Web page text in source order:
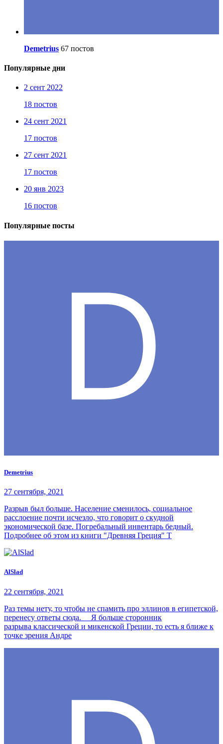
Demetrius 67 постов
Популярные дни
2 сент 2022
18 постов
24 сент 2021
17 постов
27 сент 2021
17 постов
20 янв 2023
16 постов
Популярные посты
Demetrius
27 сентября, 2021
Разрыв был больше. Население сменилось, социальное
расслоение почти исчезло, что говорит о скудной
экономической базе. Погребальный инвентарь бедный.
Подробнее об этом из книги "Древняя Греция" Т
AlSlad
22 сентября, 2021
Раз темы нету, то чтобы не спамить про эллинов в египетской,
перенесу ответы сюда. Я больше сторонник
разрыва классической и микенской Греции, то есть я ближе к
точке зрения Андре